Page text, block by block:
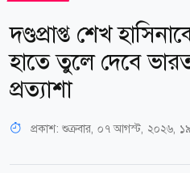
দণ্ডপ্রাপ্ত শেখ
হাতে তুলে দেবে
প্রত্যাশা
প্রকাশ: শুক্রবার, ০৭ আগস্ট, ২০২৬,